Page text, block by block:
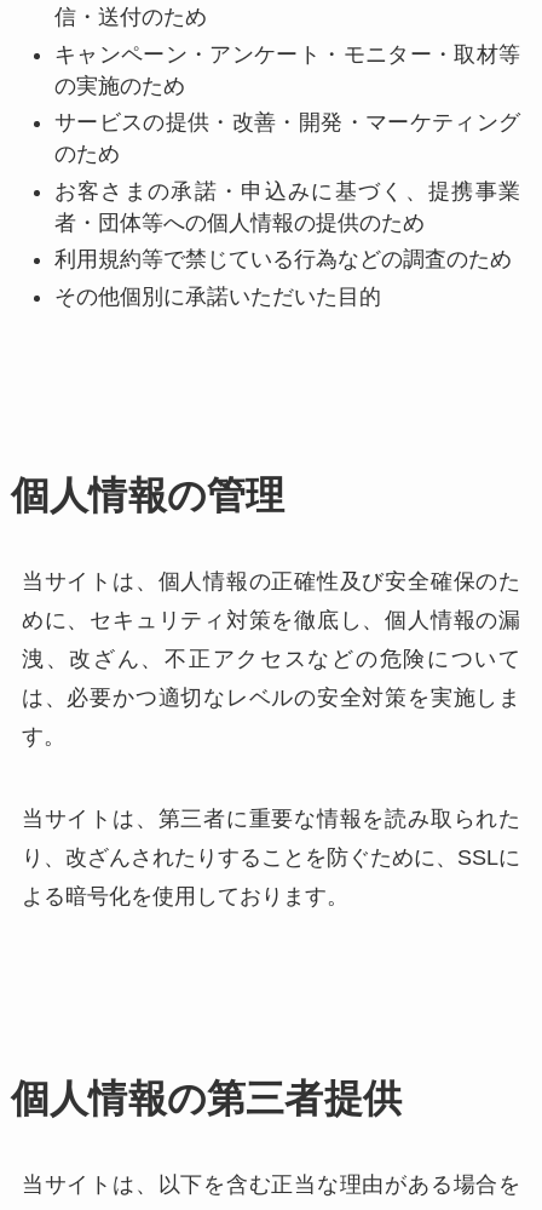
信・送付のため
キャンペーン・アンケート・モニター・取材等
の実施のため
サービスの提供・改善・開発・マーケティング
のため
お客さまの承諾・申込みに基づく、提携事業
者・団体等への個人情報の提供のため
利用規約等で禁じている行為などの調査のため
その他個別に承諾いただいた目的
個人情報の管理
当サイトは、個人情報の正確性及び安全確保のた
めに、セキュリティ対策を徹底し、個人情報の漏
洩、改ざん、不正アクセスなどの危険について
は、必要かつ適切なレベルの安全対策を実施しま
す。
当サイトは、第三者に重要な情報を読み取られた
り、改ざんされたりすることを防ぐために、SSLに
よる暗号化を使用しております。
個人情報の第三者提供
当サイトは、以下を含む正当な理由がある場合を